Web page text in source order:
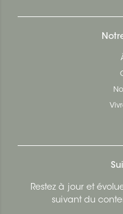
Restez à jour et
suivant du